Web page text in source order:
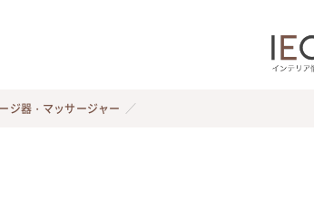
ジ器・マッサージャー